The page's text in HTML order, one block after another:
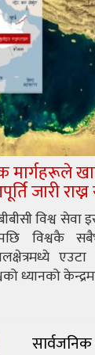
जारी
विश्व सेवा
विश्वकै
ध्यानको